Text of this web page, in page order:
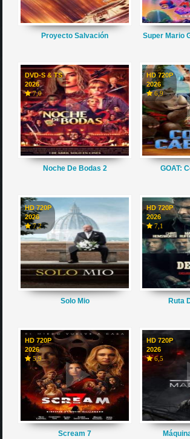
Proyecto Salvación Super Mario
DVD-S & TS
2026
7,0
Noche De Bodas 2
HD 720P
2026
6,9
GOAT:
HD 720P
2026
7,2
Solo Mio
HD 720P
2026
7,1
Ruta
HD 720P
2026
5,9
Scream 7
HD 720P
2026
6,5